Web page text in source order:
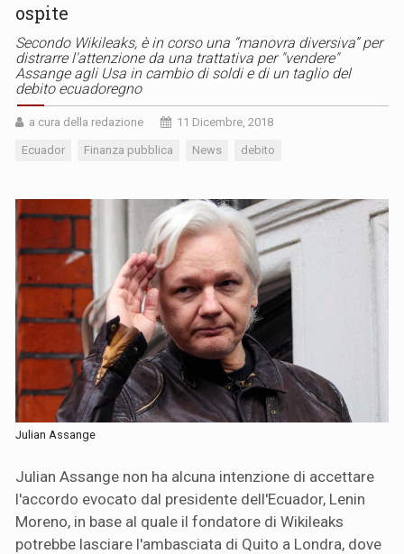
ospite
Secondo Wikileaks, è in corso una “manovra diversiva” per
distrarre l'attenzione da una trattativa per "vendere"
Assange agli Usa in cambio di soldi e di un taglio del
debito ecuadoregno
a cura della redazione 11 Dicembre, 2018
Ecuador Finanza pubblica News debito
Julian Assange
Julian Assange non ha alcuna intenzione di accettare
l'accordo evocato dal presidente dell'Ecuador, Lenin
Moreno, in base al quale il fondatore di Wikileaks
potrebbe lasciare l'ambasciata di Quito a Londra, dove